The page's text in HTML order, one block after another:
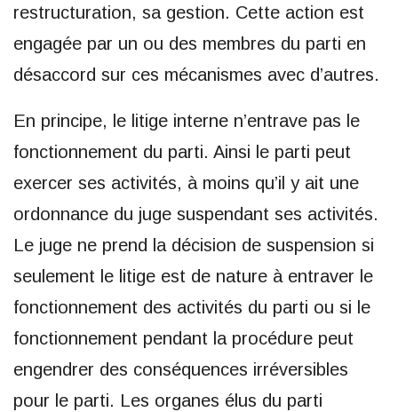
restructuration, sa gestion. Cette action est
engagée par un ou des membres du parti en
désaccord sur ces mécanismes avec d’autres.
En principe, le litige interne n’entrave pas le
fonctionnement du parti. Ainsi le parti peut
exercer ses activités, à moins qu’il y ait une
ordonnance du juge suspendant ses activités.
Le juge ne prend la décision de suspension si
seulement le litige est de nature à entraver le
fonctionnement des activités du parti ou si le
fonctionnement pendant la procédure peut
engendrer des conséquences irréversibles
pour le parti. Les organes élus du parti